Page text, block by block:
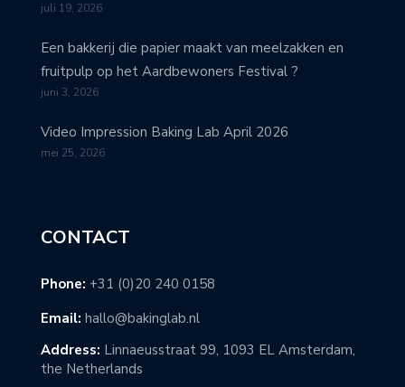
juli 19, 2026
Een bakkerij die papier maakt van meelzakken en
fruitpulp op het Aardbewoners Festival ?
juni 3, 2026
Video Impression Baking Lab April 2026
mei 25, 2026
CONTACT
Phone: +31 (0)20 240 0158
Email: hallo@bakinglab.nl
Address: Linnaeusstraat 99, 1093 EL Amsterdam,
the Netherlands